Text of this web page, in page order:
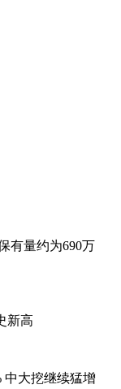
有量约为690万
新高
中大挖继续猛增